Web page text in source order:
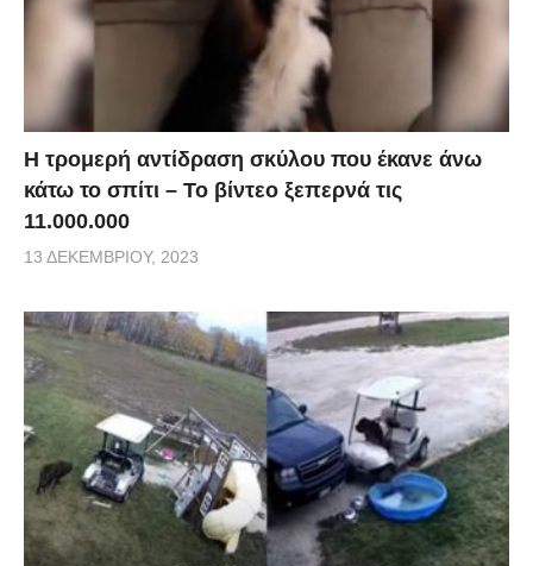
Η τρομερή αντίδραση σκύλου που έκανε άνω
κάτω το σπίτι – Το βίντεο ξεπερνά τις
11.000.000
13 ΔΕΚΕΜΒΡΊΟΥ, 2023